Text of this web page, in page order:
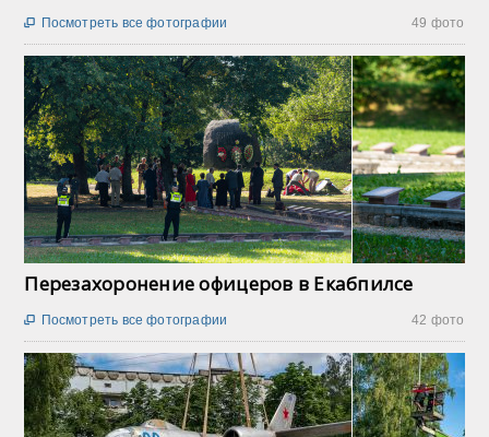
49 фото
 Посмотреть все фотографии
Перезахоронение офицеров в Екабпилсе
42 фото
 Посмотреть все фотографии